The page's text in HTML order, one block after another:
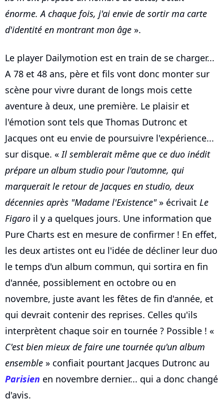
énorme. A chaque fois, j'ai envie de sortir ma carte
d'identité en montrant mon âge ».
Le player Dailymotion est en train de se charger...
A 78 et 48 ans, père et fils vont donc monter sur
scène pour vivre durant de longs mois cette
aventure à deux, une première. Le plaisir et
l'émotion sont tels que Thomas Dutronc et
Jacques ont eu envie de poursuivre l'expérience...
sur disque. «Il semblerait même que ce duo inédit
prépare un album studio pour l'automne, qui
marquerait le retour de Jacques en studio, deux
décennies après "Madame l'Existence"» écrivait Le
Figaro il y a quelques jours. Une information que
Pure Charts est en mesure de confirmer ! En effet,
les deux artistes ont eu l'idée de décliner leur duo
le temps d'un album commun, qui sortira en fin
d'année, possiblement en octobre ou en
novembre, juste avant les fêtes de fin d'année, et
qui devrait contenir des reprises. Celles qu'ils
interprètent chaque soir en tournée ? Possible ! «
C'est bien mieux de faire une tournée qu'un album
ensemble » confiait pourtant Jacques Dutronc au
Parisien en novembre dernier... qui a donc changé
d'avis.